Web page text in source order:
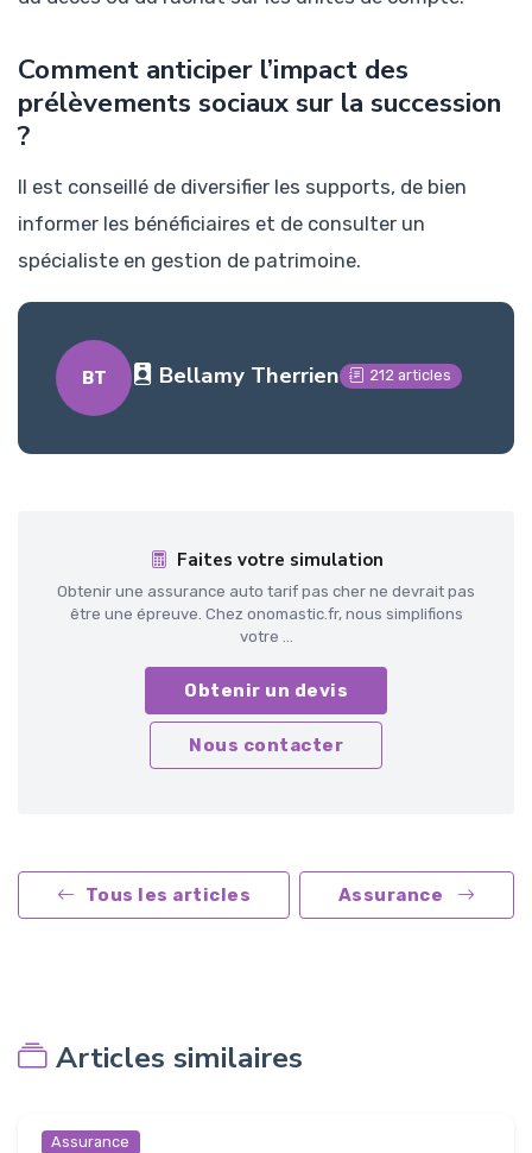
Comment anticiper l’impact des
prélèvements sociaux sur la succession
?
Il est conseillé de diversifier les supports, de bien
informer les bénéficiaires et de consulter un
spécialiste en gestion de patrimoine.
BT Bellamy Therrien 212 articles
Faites votre simulation
Obtenir une assurance auto tarif pas cher ne devrait pas
être une épreuve. Chez onomastic.fr, nous simplifions
votre ...
Obtenir un devis
Nous contacter
Tous les articles Assurance
Articles similaires
Assurance